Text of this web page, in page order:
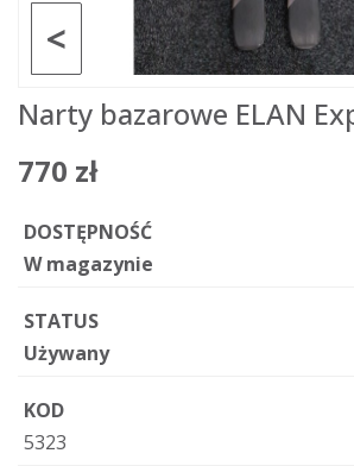
<
Narty bazarowe ELAN
770 zł
DOSTĘPNOŚĆ
W magazynie
STATUS
Używany
KOD
5323